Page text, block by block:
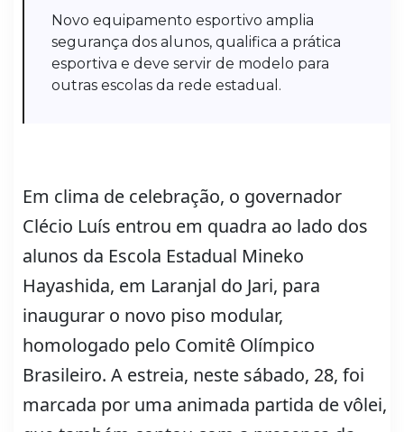
Novo equipamento esportivo amplia
segurança dos alunos, qualifica a prática
esportiva e deve servir de modelo para
outras escolas da rede estadual.
Em clima de celebração, o governador
Clécio Luís entrou em quadra ao lado dos
alunos da Escola Estadual Mineko
Hayashida, em Laranjal do Jari, para
inaugurar o novo piso modular,
homologado pelo Comitê Olímpico
Brasileiro. A estreia, neste sábado, 28, foi
marcada por uma animada partida de vôlei,